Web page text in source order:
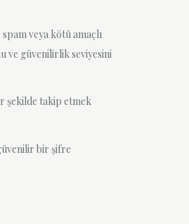
veya kötü amaçlı
ve güvenilirlik seviyesini
şekilde takip etmek
bir şifre